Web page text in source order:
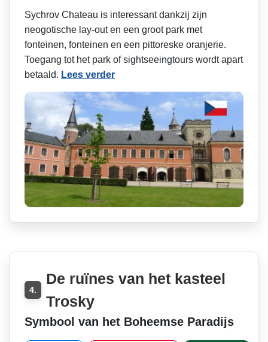
Sychrov Chateau is interessant dankzij zijn
neogotische lay-out en een groot park met
fonteinen, fonteinen en een pittoreske oranjerie.
Toegang tot het park of sightseeingtours wordt apart
betaald. Lees verder
4.
De ruïnes van het kasteel
Trosky
Symbool van het Boheemse Paradijs